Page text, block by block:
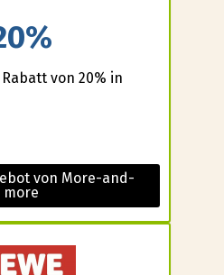
von 20% in
von More-and-
more